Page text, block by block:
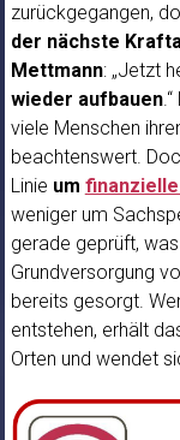
zurückgegangen,
der nächste
Mettmann: „Jetzt
wieder aufbauen
viele Menschen
beachtenswert.
Linie um
weniger um
gerade geprüft,
Grundversorgung
bereits gesorgt.
entstehen, erhält
Orten und wendet